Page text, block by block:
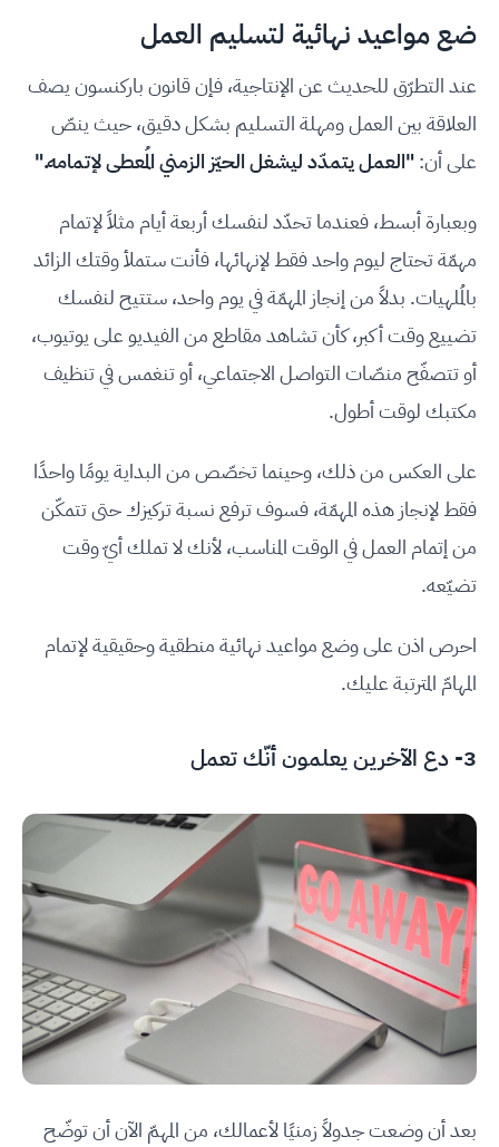
ضع مواعيد نهائية لتسليم العمل
عند التطرّق للحديث عن الإنتاجية، فإن قانون باركنسون يصف
العلاقة بين العمل ومهلة التسليم بشكل دقيق، حيث ينصّ
على أن:"العمل يتمدّد ليشغل الحيّز الزمني المُعطى لإتمامه."
وبعبارة أبسط، فعندما تحدّد لنفسك أربعة أيام مثلاً لإتمام
مهمّة تحتاج ليوم واحد فقط لإنهائها، فأنت ستملأ وقتك الزائد
بالمُلهيات. بدلاً من إنجاز المهمّة في يوم واحد، ستتيح لنفسك
تضييع وقت أكبر، كأن تشاهد مقاطع من الفيديو على يوتيوب،
أو تتصفّح منصّات التواصل الاجتماعي، أو تنغمس في تنظيف
مكتبك لوقت أطول.
على العكس من ذلك، وحينما تخصّص من البداية يومًا واحدًا
فقط لإنجاز هذه المهمّة، فسوف ترفع نسبة تركيزك حتى تتمكّن
من إتمام العمل في الوقت المناسب، لأنك لا تملك أيّ وقت
تضيّعه.
احرص اذن على وضع مواعيد نهائية منطقية وحقيقية لإتمام
المهامّ المترتبة عليك.
3- دع الآخرين يعلمون أنّك تعمل
بعد أن وضعت جدولاً زمنيًا لأعمالك، من المهمّ الآن أن توضّح